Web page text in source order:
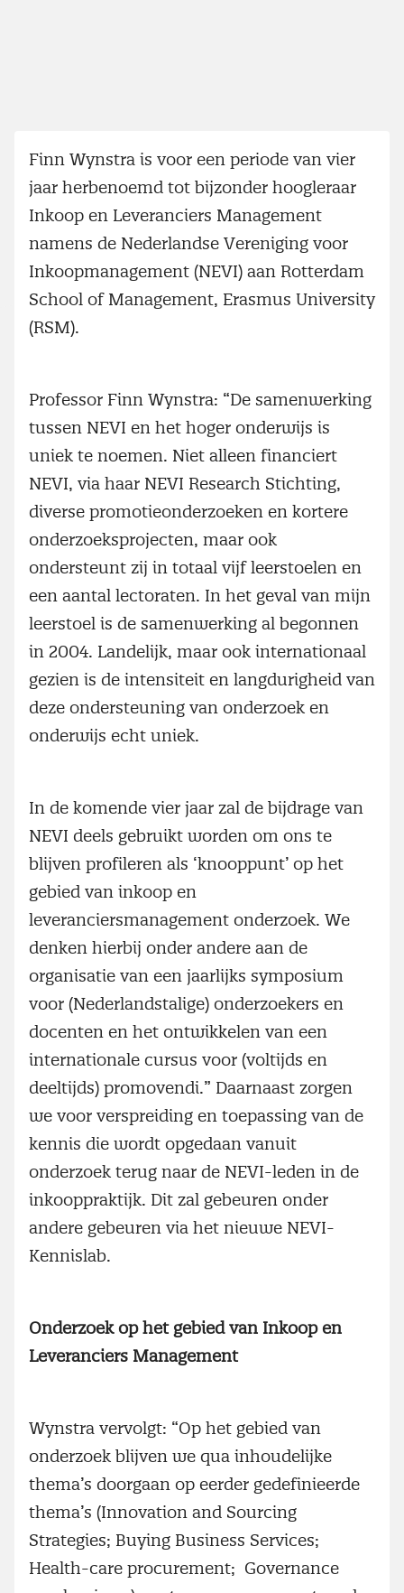
Finn Wynstra is voor een periode van vier
jaar herbenoemd tot bijzonder hoogleraar
Inkoop en Leveranciers Management
namens de Nederlandse Vereniging voor
Inkoopmanagement (NEVI) aan Rotterdam
School of Management, Erasmus University
(RSM).
Professor Finn Wynstra: “De samenwerking
tussen NEVI en het hoger onderwijs is
uniek te noemen. Niet alleen financiert
NEVI, via haar NEVI Research Stichting,
diverse promotieonderzoeken en kortere
onderzoeksprojecten, maar ook
ondersteunt zij in totaal vijf leerstoelen en
een aantal lectoraten. In het geval van mijn
leerstoel is de samenwerking al begonnen
in 2004. Landelijk, maar ook internationaal
gezien is de intensiteit en langdurigheid van
deze ondersteuning van onderzoek en
onderwijs echt uniek.
In de komende vier jaar zal de bijdrage van
NEVI deels gebruikt worden om ons te
blijven profileren als ‘knooppunt’ op het
gebied van inkoop en
leveranciersmanagement onderzoek. We
denken hierbij onder andere aan de
organisatie van een jaarlijks symposium
voor (Nederlandstalige) onderzoekers en
docenten en het ontwikkelen van een
internationale cursus voor (voltijds en
deeltijds) promovendi.” Daarnaast zorgen
we voor verspreiding en toepassing van de
kennis die wordt opgedaan vanuit
onderzoek terug naar de NEVI-leden in de
inkooppraktijk. Dit zal gebeuren onder
andere gebeuren via het nieuwe NEVI-
Kennislab.
Onderzoek op het gebied van Inkoop en
Leveranciers Management
Wynstra vervolgt: “Op het gebied van
onderzoek blijven we qua inhoudelijke
thema’s doorgaan op eerder gedefinieerde
thema’s (Innovation and Sourcing
Strategies; Buying Business Services;
Health-care procurement; Governance